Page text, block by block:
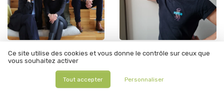
Interview de Laurent Buord
de Renact : Une nouvelle
approche du bien-être
approche autour des
•
accompagner les PME sur le
commerce
Ce site utilise des cookies et vous donne le contrôle sur ceux que
vous souhaitez activer
Tout accepter Personnaliser